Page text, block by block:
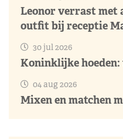
Leonor verrast met
outfit bij receptie
30 jul 2026
Koninklijke hoeden:
04 aug 2026
Mixen en matchen